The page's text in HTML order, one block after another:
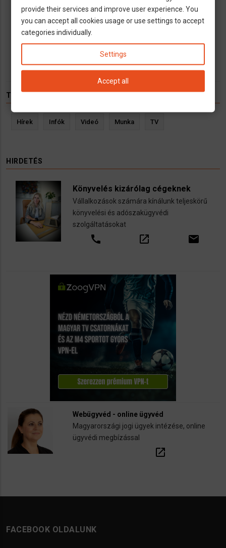
GyulaSzeged Pécs BudapestTatabánya
GyőrKaposvárZalaegerszegKörmend
Rosenheim
TÉMÁK
Hírek Infók Videó Munka TV
HIRDETÉS
Könyvelés kizárólag cégeknek
Vállalkozások számára kínálunk teljeskörű
könyvelési és adószakügyvédi
szolgáltatásokat
call open_in_new email
Webügyvéd - online ügyvéd
Magyarországi jogi ügyek intézése, online
ügyvédi megbízással
open_in_new
FACEBOOK OLDALUNK
provide their services and improve user experience. You
you can accept all cookies usage or use settings to accept
categories individually.
Settings
Accept all